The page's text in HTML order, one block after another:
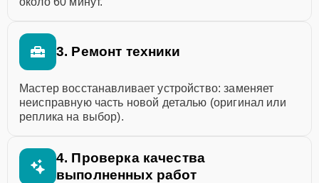
3. Ремонт техники
Мастер восстанавливает устройство: заменяет
неисправную часть новой деталью (оригинал или
реплика на выбор).
4. Проверка качества
выполненных работ